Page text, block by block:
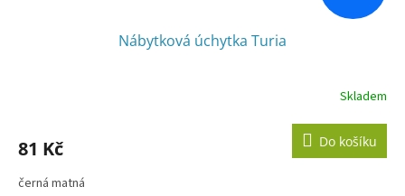
Nábytková úchytka Turia
Skladem
81 Kč Do košíku
černá matná